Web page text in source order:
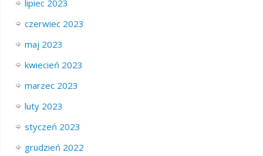
lipiec 2023
czerwiec 2023
maj 2023
kwiecień 2023
marzec 2023
luty 2023
styczeń 2023
grudzień 2022